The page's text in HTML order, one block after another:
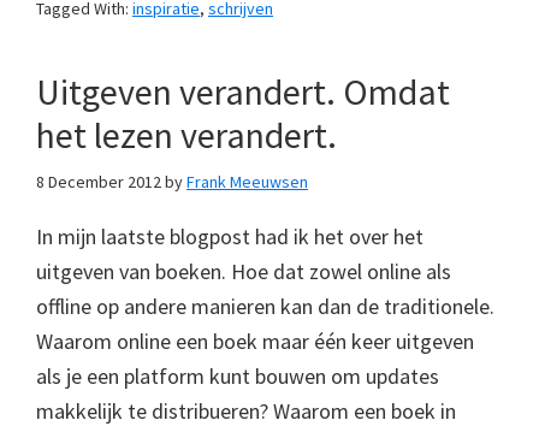
Tagged With: inspiratie, schrijven
Uitgeven verandert. Omdat
het lezen verandert.
8 December 2012 byFrank Meeuwsen
In mijn laatste blogpost had ik het over het
uitgeven van boeken. Hoe dat zowel online als
offline op andere manieren kan dan de traditionele.
Waarom online een boek maar één keer uitgeven
als je een platform kunt bouwen om updates
makkelijk te distribueren? Waarom een boek in